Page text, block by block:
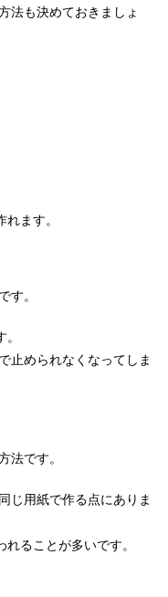
法も決めておきましょ
ます。
す。
止められなくなってしま
法です。
じ用紙で作る点にありま
ることが多いです。